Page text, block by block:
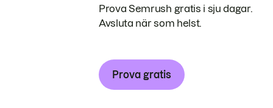
Prova Semrush gratis i sju dagar.
Avsluta när som helst.
Prova gratis